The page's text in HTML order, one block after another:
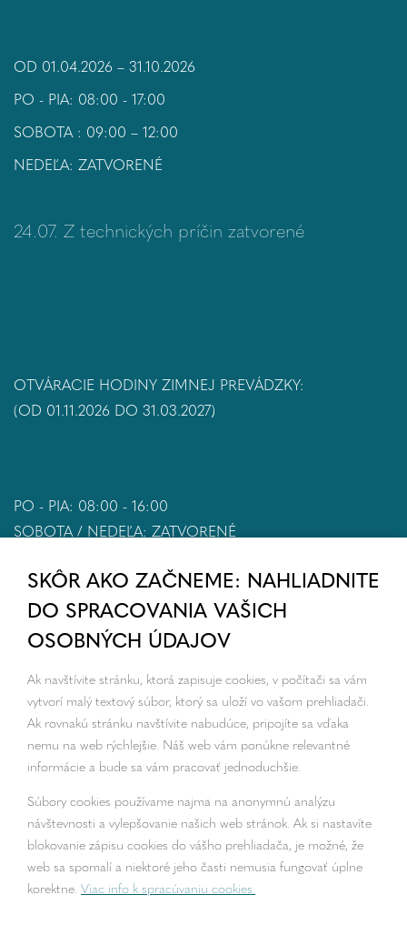
SKÔR AKO ZAČNEME: NAHLIADNITE
DO SPRACOVANIA VAŠICH
OSOBNÝCH ÚDAJOV
Ak navštívite stránku, ktorá zapisuje cookies, v počítači sa vám
vytvorí malý textový súbor, ktorý sa uloží vo vašom prehliadači.
Ak rovnakú stránku navštívite nabudúce, pripojíte sa vďaka
nemu na web rýchlejšie. Náš web vám ponúkne relevantné
informácie a bude sa vám pracovať jednoduchšie.
Súbory cookies používame najmä na anonymnú analýzu
návštevnosti a vylepšovanie našich web stránok. Ak si nastavíte
blokovanie zápisu cookies do vášho prehliadača, je možné, že
web sa spomalí a niektoré jeho časti nemusia fungovať úplne
korektne. Viac info k spracúvaniu cookies.
OD 01.04.2026 – 31.10.2026
PO - PIA: 08:00 - 17:00
SOBOTA : 09:00 – 12:00
NEDEĽA: ZATVORENÉ
24.07. Z technických príčin zatvorené
OTVÁRACIE HODINY ZIMNEJ PREVÁDZKY:
(OD 01.11.2026 DO 31.03.2027)
PO - PIA: 08:00 - 16:00
SOBOTA / NEDEĽA: ZATVORENÉ